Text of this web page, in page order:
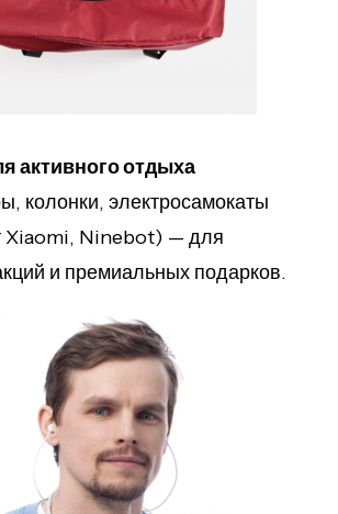
активного отдыха
колонки, электросамокаты
Xiaomi, Ninebot) — для
и премиальных подарков.